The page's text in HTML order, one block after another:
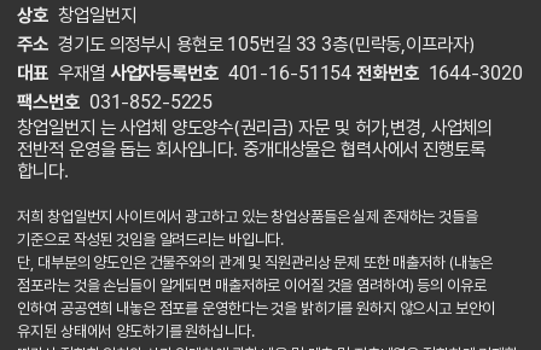
상호 창업일번지
주소 경기도 의정부시 용현로 105번길 33 3층(민락동,이프라자)
대표 우재열 사업자등록번호 401-16-51154 전화번호 1644-3020
팩스번호 031-852-5225
창업일번지 는 사업체 양도양수(권리금) 자문 및 허가,변경, 사업체의
전반적 운영을 돕는 회사입니다. 중개대상물은 협력사에서 진행토록
합니다.
저희 창업일번지 사이트에서 광고하고 있는 창업상품들은 실제 존재하는 것들을
기준으로 작성된 것임을 알려드리는 바입니다.
단, 대부분의 양도인은 건물주와의 관계 및 직원관리상 문제 또한 매출저하 (내놓은
점포라는 것을 손님들이 알게되면 매출저하로 이어질 것을 염려하여) 등의 이유로
인하여 공공연희 내놓은 점포를 운영한다는 것을 밝히기를 원하지 않으시고 보안이
유지된 상태에서 양도하기를 원하십니다.